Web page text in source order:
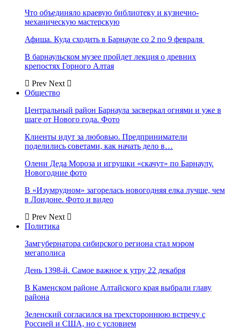
Что объединяло краевую библиотеку и кузнечно-
механическую мастерскую
Афиша. Куда сходить в Барнауле со 2 по 9 февраля
В барнаульском музее пройдет лекция о древних
крепостях Горного Алтая
Prev Next
Общество
Центральный район Барнаула засверкал огнями и уже в
шаге от Нового года. Фото
Клиенты идут за любовью. Предприниматели
поделились советами, как начать дело в…
Олени Деда Мороза и игрушки «скачут» по Барнаулу.
Новогодние фото
В «Изумрудном» загорелась новогодняя елка лучше, чем
в Лондоне. Фото и видео
Prev Next
Политика
Замгубернатора сибирского региона стал мэром
мегаполиса
День 1398-й. Самое важное к утру 22 декабря
В Каменском районе Алтайского края выбрали главу
района
Зеленский согласился на трехстороннюю встречу с
Россией и США, но с условием